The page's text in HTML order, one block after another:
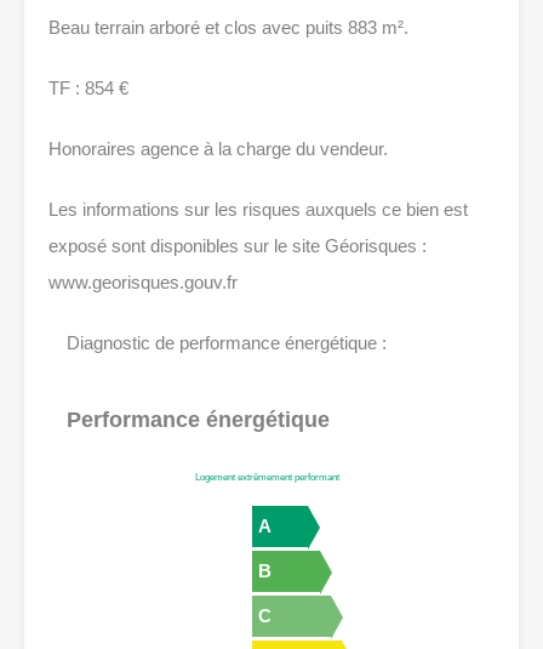
Beau terrain arboré et clos avec puits 883 m².
TF : 854 €
Honoraires agence à la charge du vendeur.
Les informations sur les risques auxquels ce bien est
exposé sont disponibles sur le site Géorisques :
www.georisques.gouv.fr
Diagnostic de performance énergétique :
Performance énergétique
Logement extrêmement performant
A
B
C